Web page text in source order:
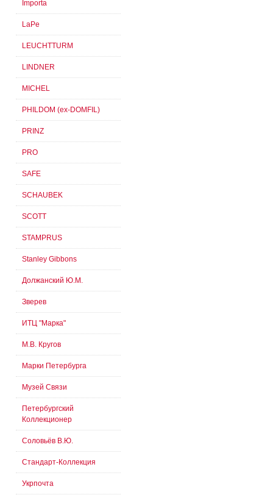
Importa
LaPe
LEUCHTTURM
LINDNER
MICHEL
PHILDOM (ex-DOMFIL)
PRINZ
PRO
SAFE
SCHAUBEK
SCOTT
STAMPRUS
Stanley Gibbons
Должанский Ю.М.
Зверев
ИТЦ "Марка"
М.В. Кругов
Марки Петербурга
Музей Связи
Петербургский
Коллекционер
Соловьёв В.Ю.
Стандарт-Коллекция
Укрпочта